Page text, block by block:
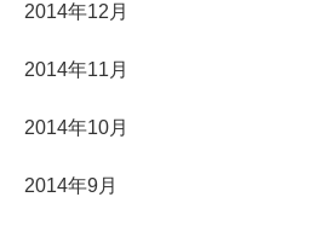
2014年12月
2014年11月
2014年10月
2014年9月